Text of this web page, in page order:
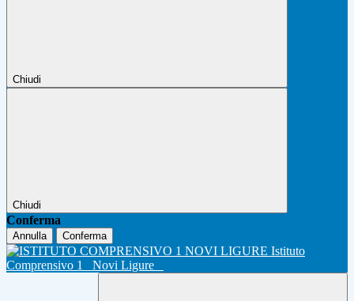
Chiudi
Chiudi
Conferma
Annulla Conferma
Istituto
Comprensivo 1
Novi Ligure